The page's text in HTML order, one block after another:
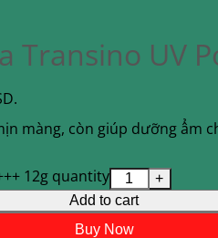
UV
màng, còn giúp dưỡng
12g quantity
Add to cart
Buy Now